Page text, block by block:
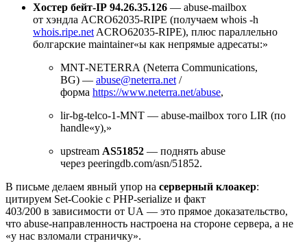
Хостер бейт‑IP 94.26.35.126 — abuse‑mailbox
от хэндла ACRO62035-RIPE (получаем whois ‑h
whois.ripe.net ACRO62035-RIPE), плюс параллельно
болгарские maintainer«ы как непрямые адресаты:»
MNT‑NETERRA (Neterra Communications,
BG) — abuse@neterra.net /
форма https://www.neterra.net/abuse,
lir‑bg‑telco-1-MNT — abuse‑mailbox того LIR (по
handle«у),»
upstream AS51852 — поднять abuse
через peeringdb.com/asn/51852.
В письме делаем явный упор на серверный клоакер:
цитируем Set‑Cookie с PHP‑serialize и факт
403/200 в зависимости от UA — это прямое доказательство,
что abuse‑направленность настроена на стороне сервера, а не
«у нас взломали страничку».